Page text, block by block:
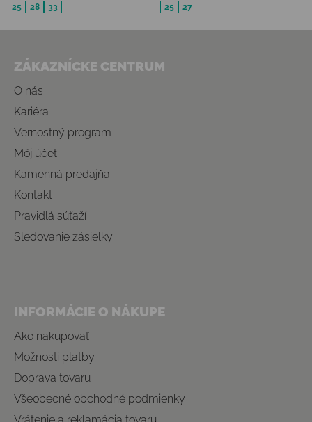
25
28 33
25
27
ZÁKAZNÍCKE CENTRUM
O nás
Kariéra
Vernostný program
Môj účet
Kamenná predajňa
Kontakt
Pravidlá súťaží
Sledovanie zásielky
INFORMÁCIE O NÁKUPE
Ako nakupovať
Možnosti platby
Doprava tovaru
Všeobecné obchodné podmienky